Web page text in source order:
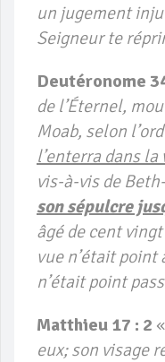
un jugement
Seigneur te
Deutéronome
de l’Éternel,
Moab, selon
l’enterra dans la
vis-à-vis de
son sépulcre
âgé de cent
vue n’était
n’était point
Matthieu 17 : 2 «
eux; son visage